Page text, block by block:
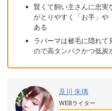
賢くて飼い主さんに忠実
がとりやすく「お手」や
ある
ラパーマは被毛に隠れて
ので高タンパクかつ低炭
及川 朱璃
WEBライター